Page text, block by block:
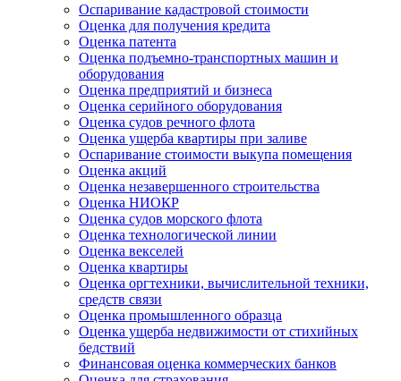
Оспаривание кадастровой стоимости
Оценка для получения кредита
Оценка патента
Оценка подъемно-транспортных машин и
оборудования
Оценка предприятий и бизнеса
Оценка серийного оборудования
Оценка судов речного флота
Оценка ущерба квартиры при заливе
Оспаривание стоимости выкупа помещения
Оценка акций
Оценка незавершенного строительства
Оценка НИОКР
Оценка судов морского флота
Оценка технологической линии
Оценка векселей
Оценка квартиры
Оценка оргтехники, вычислительной техники,
средств связи
Оценка промышленного образца
Оценка ущерба недвижимости от стихийных
бедствий
Финансовая оценка коммерческих банков